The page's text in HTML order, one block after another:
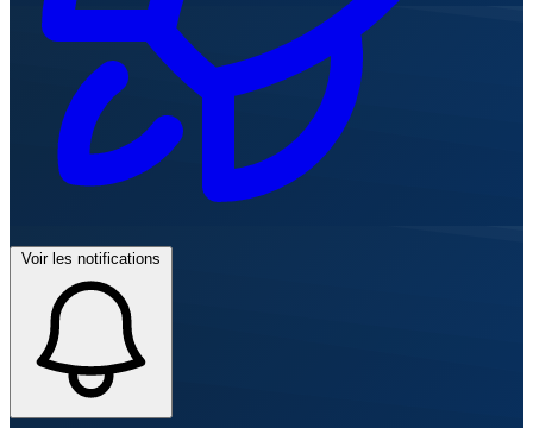
Voir les notifications